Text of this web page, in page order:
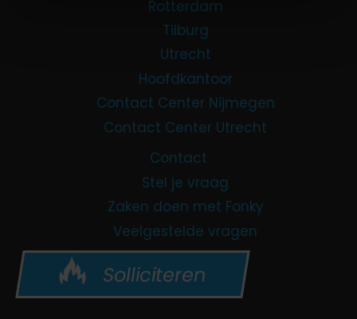
Rotterdam
Tilburg
Utrecht
Hoofdkantoor
Contact Center Nijmegen
Contact Center Utrecht
Contact
Stel je vraag
Zaken doen met Fonky
Veelgestelde vragen
Solliciteren